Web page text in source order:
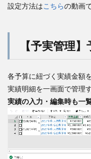
設定方法はこちらの動画
【予実管理
各予算に紐づく実績金額
実績明細を一画面で管理
実績の入力・編集時も一